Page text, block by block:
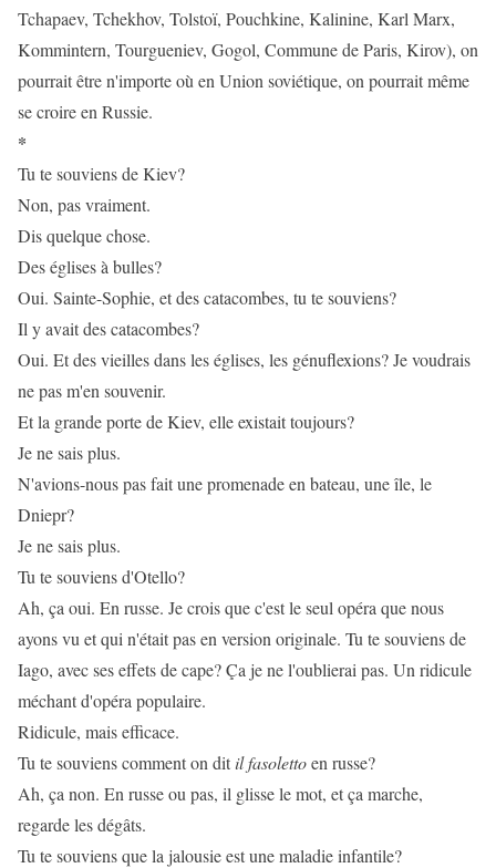
Tchapaev, Tchekhov, Tolstoï, Pouchkine, Kalinine, Karl Marx,
Kommintern, Tourgueniev, Gogol, Commune de Paris, Kirov), on
pourrait être n'importe où en Union soviétique, on pourrait même
se croire en Russie.
*
Tu te souviens de Kiev?
Non, pas vraiment.
Dis quelque chose.
Des églises à bulles?
Oui. Sainte-Sophie, et des catacombes, tu te souviens?
Il y avait des catacombes?
Oui. Et des vieilles dans les églises, les génuflexions? Je voudrais
ne pas m'en souvenir.
Et la grande porte de Kiev, elle existait toujours?
Je ne sais plus.
N'avions-nous pas fait une promenade en bateau, une île, le
Dniepr?
Je ne sais plus.
Tu te souviens d'Otello?
Ah, ça oui. En russe. Je crois que c'est le seul opéra que nous
ayons vu et qui n'était pas en version originale. Tu te souviens de
Iago, avec ses effets de cape? Ça je ne l'oublierai pas. Un ridicule
méchant d'opéra populaire.
Ridicule, mais efficace.
Tu te souviens comment on dit il fasolettoen russe?
Ah, ça non. En russe ou pas, il glisse le mot, et ça marche,
regarde les dégâts.
Tu te souviens que la jalousie est une maladie infantile?